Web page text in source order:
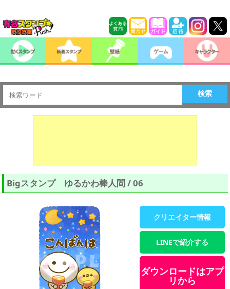
検索
Bigスタンプ ゆるかわ棒人間 / 06
クリエイター情報
LINEで紹介する
ダウンロードはアプ
リから